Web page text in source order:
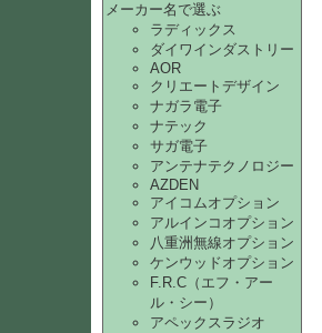
メーカー名で選ぶ
ラディックス
ダイワインダストリー
AOR
クリエートデザイン
ナガラ電子
ナテック
サガ電子
アンテナテクノロジー
AZDEN
アイコムオプション
アルインコオプション
八重洲無線オプション
ケンウッドオプション
F.R.C（エフ・アー
ル・シー）
アペックスラジオ